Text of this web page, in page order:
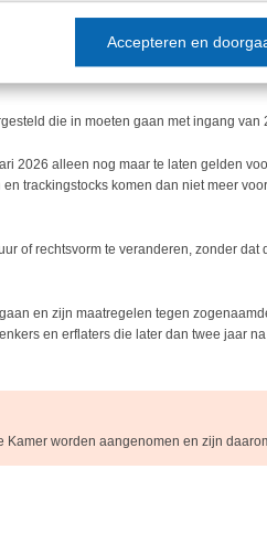
Accepteren en
2025 de verplichte
januari 2025 een voortzettingstermijn
jaar geldt.
die in moeten gaan met ingang van
2026 alleen nog maar te laten gelden
trackingstocks komen dan niet meer
of rechtsvorm te veranderen, zonder dat
en zijn maatregelen tegen
en erflaters die later dan twee jaar
Kamer worden aangenomen en zijn